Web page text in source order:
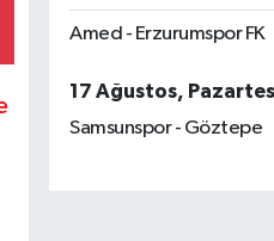
Amed - Erzurumspor FK
17 Ağustos,
Samsunspor - Göztepe